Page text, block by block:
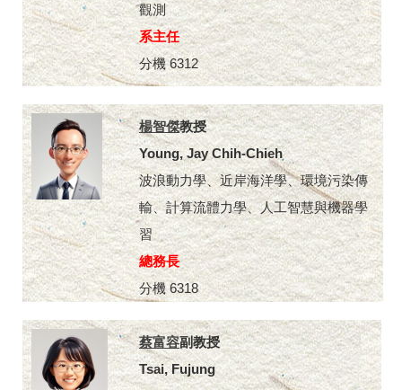
觀測
系主任
分機 6312
楊智傑教授
Young, Jay Chih-Chieh
波浪動力學、近岸海洋學、環境污染傳
輸、計算流體力學、人工智慧與機器學
習
總務長
分機 6318
蔡富容副教授
Tsai, Fujung